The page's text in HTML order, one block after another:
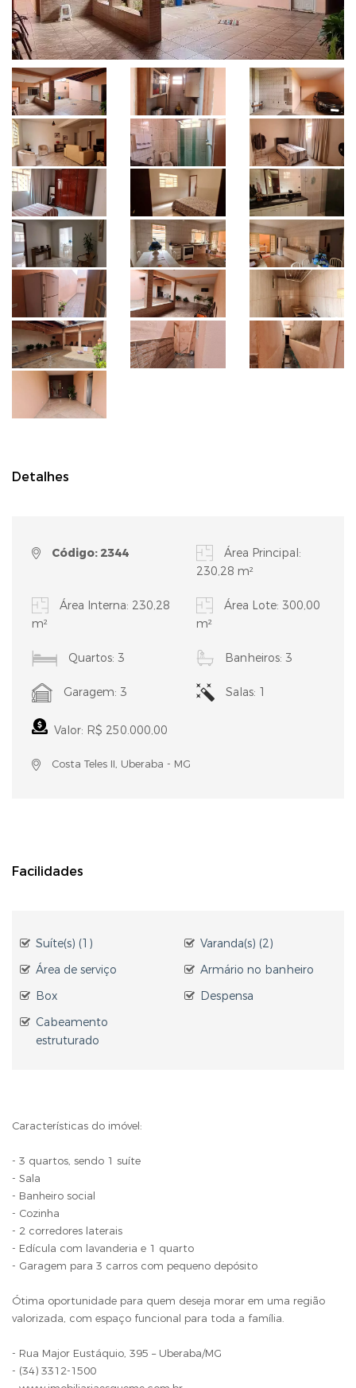
Detalhes
Código: 2344
Área Principal:
230,28 m²
Área Interna: 230,28
m²
Área Lote: 300,00
m²
Quartos: 3 Banheiros: 3
Garagem: 3 Salas: 1
Valor: R$ 250.000,00
Costa Teles II, Uberaba - MG
Facilidades
Suíte(s) (1)
Varanda(s) (2)
Área de serviço
Armário no banheiro
Box
Despensa
Cabeamento
estruturado
Características do imóvel:
- 3 quartos, sendo 1 suíte
- Sala
- Banheiro social
- Cozinha
- 2 corredores laterais
- Edícula com lavanderia e 1 quarto
- Garagem para 3 carros com pequeno depósito
Ótima oportunidade para quem deseja morar em uma região
valorizada, com espaço funcional para toda a família.
- Rua Major Eustáquio, 395 – Uberaba/MG
- (34) 3312-1500